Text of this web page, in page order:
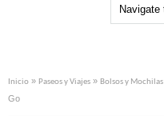
Inicio » Paseos y Viajes » Bolsos y Mochilas
Go